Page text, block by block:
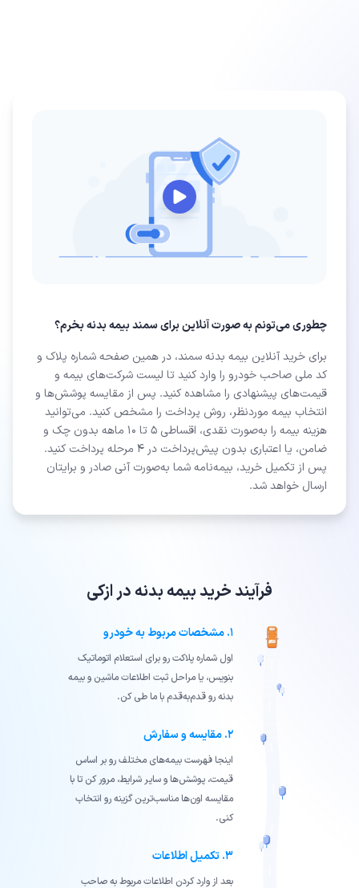
چطوری می‌تونم به صورت آنلاین برای سمند بیمه بدنه بخرم؟
برای خرید آنلاین بیمه بدنه سمند، در همین صفحه شماره پلاک و
کد ملی صاحب خودرو را وارد کنید تا لیست شرکت‌های بیمه و
قیمت‌های پیشنهادی را مشاهده کنید. پس از مقایسه پوشش‌ها و
انتخاب بیمه موردنظر، روش پرداخت را مشخص کنید. می‌توانید
هزینه بیمه را به‌صورت نقدی، اقساطی ۵ تا ۱۰ ماهه بدون چک و
ضامن، یا اعتباری بدون پیش‌پرداخت در ۴ مرحله پرداخت کنید.
پس از تکمیل خرید، بیمه‌نامه شما به‌صورت آنی صادر و برایتان
ارسال خواهد شد.
فرآیند خرید بیمه بدنه در ازکی
۱. مشخصات مربوط به خودرو
اول شماره پلاکت رو برای استعلام اتوماتیک
بنویس، یا مراحل ثبت اطلاعات ماشین و بیمه
بدنه رو قدم‌به‌قدم با ما طی کن.
۲. مقایسه و سفارش
اینجا فهرست بیمه‌های مختلف رو بر اساس
قیمت، پوشش‌ها و سایر شرایط، مرور کن تا با
مقایسه‌ اون‌ها مناسب‌ترین گزینه رو انتخاب
کنی.
۳. تکمیل اطلاعات
بعد از وارد کردن اطلاعات مربوط به صاحب